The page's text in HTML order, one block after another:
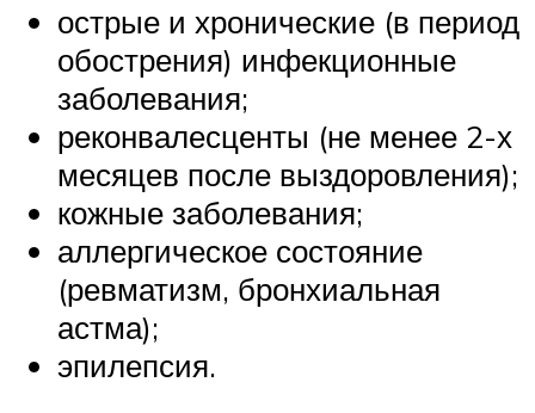
острые и хронические (в период
обострения) инфекционные
заболевания;
реконвалесценты (не менее 2-х
месяцев после выздоровления);
кожные заболевания;
аллергическое состояние
(ревматизм, бронхиальная
астма);
эпилепсия.